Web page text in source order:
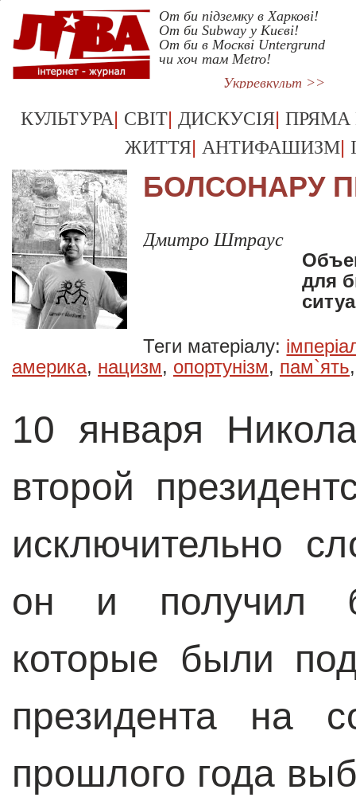
От би підземку в Харкові!
От би Subway у Києві!
От би в Москві Untergrund
чи хоч там Metro!
Укрревкульт >>
КУЛЬТУРА| СВІТ| ДИСКУСІЯ| ПРЯМА
ЖИТТЯ| АНТИФАШИЗМ|
БОЛСОНАРУ
Дмитро Штраус
для
Теги матеріалу:
америка, нацизм, опортунізм, пам`ять
10 января
второй
исключительно
он и получил
которые были
президента на
прошлого года